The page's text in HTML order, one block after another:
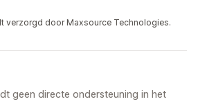
verzorgd door Maxsource Technologies.
geen directe ondersteuning in het